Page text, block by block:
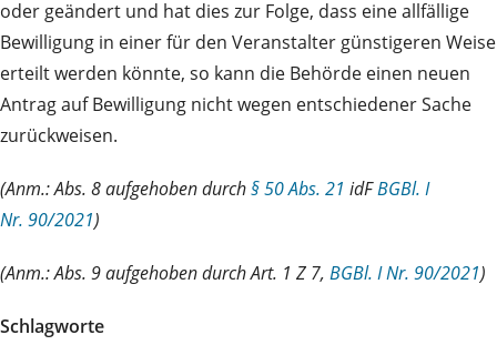
oder geändert und hat dies zur Folge, dass eine allfällige
Bewilligung in einer für den Veranstalter günstigeren Weise
erteilt werden könnte, so kann die Behörde einen neuen
Antrag auf Bewilligung nicht wegen entschiedener Sache
zurückweisen.
(Anm.: Abs. 8 aufgehoben durch§ 50 Abs. 21 idFBGBl. I
Nr. 90/2021)
(Anm.: Abs. 9 aufgehoben durch Art. 1 Z 7, BGBl. I Nr. 90/2021)
Schlagworte